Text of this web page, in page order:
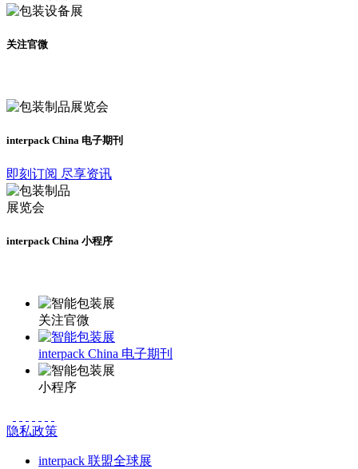
关注官微
interpack China 电子期刊
即刻订阅 尽享资讯
interpack China 小程序
关注官微
interpack China 电子期刊
小程序
隐私政策
interpack 联盟全球展